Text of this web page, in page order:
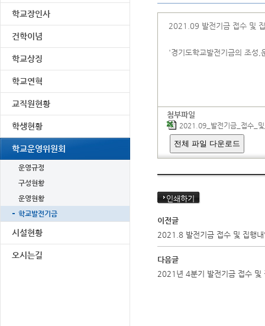
학교장인사
건학이념
학교상징
학교연혁
교직원현황
학생현황
학교운영위원회
운영규정
구성현황
운영현황
학교발전기금
시설현황
오시는길
2021.09 발전기금 접수 및
'경기도학교발전기금의 조성,
첨부파일
2021.09_발전기금_접수_
전체 파일 다운로드
인쇄하기
이전글
2021.8 발전기금 접수 및 집행내
다음글
2021년 4분기 발전기금 접수 및